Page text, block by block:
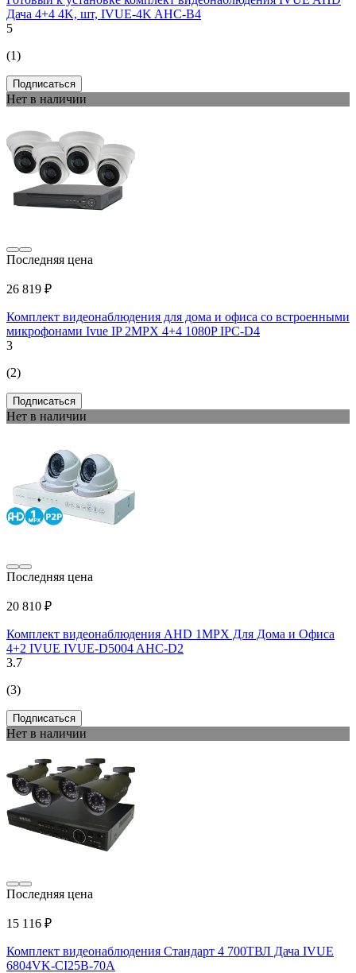
Дача 4+4 4K, шт, IVUE-4K AHC-B4
5
(1)
Подписаться
Нет в наличии
Последняя цена
26 819 ₽
Комплект видеонаблюдения для дома и офиса со встроенными
микрофонами Ivue IP 2MPX 4+4 1080P IPC-D4
3
(2)
Подписаться
Нет в наличии
Последняя цена
20 810 ₽
Комплект видеонаблюдения AHD 1MPX Для Дома и Офиса
4+2 IVUE IVUE-D5004 AHC-D2
3.7
(3)
Подписаться
Нет в наличии
Последняя цена
15 116 ₽
Комплект видеонаблюдения Стандарт 4 700ТВЛ Дача IVUE
6804VK-CI25B-70A